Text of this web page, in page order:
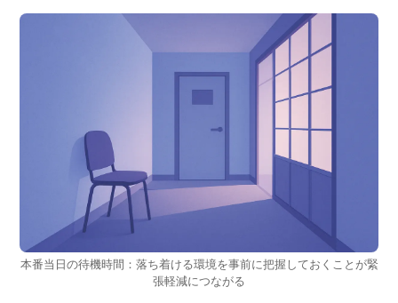
本番当日の待機時間：落ち着ける環境を事前に把握しておくことが緊
張軽減につながる